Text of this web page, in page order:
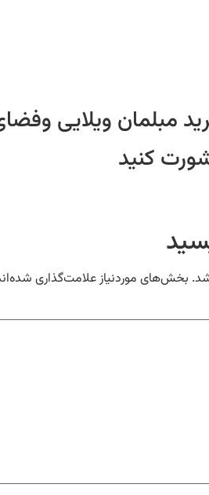
مبلمان ویلایی
کنید
بخش‌های موردنیاز علامت‌گذاری